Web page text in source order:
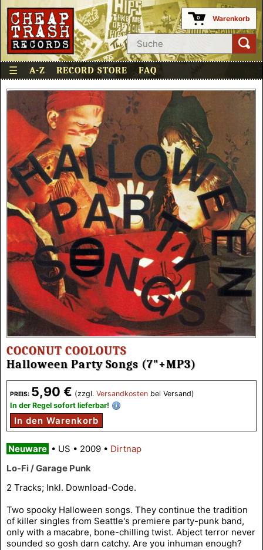
0 Warenkorb
☰ A-Z RECORD STORE FAQ
PREIS: 5,90 € (zzgl. Versandkosten bei Versand)
In der Regel sofort lieferbar!
In den Warenkorb
COCONUT COOLOUTS
Halloween Party Songs (7"+MP3)
Neuware • US • 2009 • Dirtnap
Lo-Fi / Garage Punk
2 Tracks; Inkl. Download-Code.
Two spooky Halloween songs. They continue the tradition
of killer singles from Seattle's premiere party-punk band,
only with a macabre, bone-chilling twist. Abject terror never
sounded so gosh darn catchy. Are you inhuman enough?